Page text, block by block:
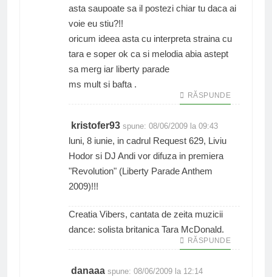
asta saupoate sa il postezi chiar tu daca ai
voie eu stiu?!!
oricum ideea asta cu interpreta straina cu
tara e soper ok ca si melodia abia astept
sa merg iar liberty parade
ms mult si bafta .
RĂSPUNDE
kristofer93 spune: 08/06/2009 la 09:43
luni, 8 iunie, in cadrul Request 629, Liviu
Hodor si DJ Andi vor difuza in premiera
"Revolution" (Liberty Parade Anthem
2009)!!!
Creatia Vibers, cantata de zeita muzicii
dance: solista britanica Tara McDonald.
RĂSPUNDE
danaaa spune: 08/06/2009 la 12:14